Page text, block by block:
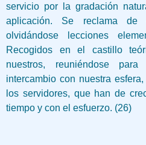
servicio por la gradación
aplicación. Se reclama de
olvidándose lecciones
Recogidos en el castillo
nuestros, reuniéndose
intercambio con nuestra
los servidores, que han de
tiempo y con el esfuerzo. (26)